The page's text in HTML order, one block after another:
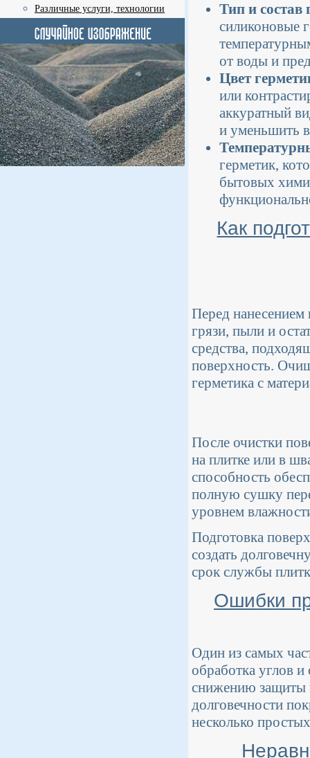
Различные услуги, технологии
Тип и состав
силиконовые
от воды и
Цвет
или
аккуратный
и уменьшить
герметик,
бытовых
Как
Перед нанесением
грязи, пыли и
средства,
поверхность.
герметика с
После очистки
на плитке или в
способность
полную сушку
уровнем
Подготовка
создать
срок службы
Ошибки
Один из самых
обработка углов
снижению защиты
долговечности
несколько